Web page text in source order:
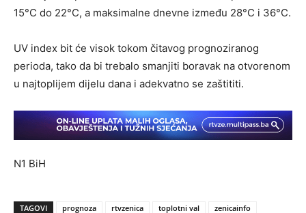
15°C do 22°C, a maksimalne dnevne između 28°C i 36°C.
UV index bit će visok tokom čitavog prognoziranog
perioda, tako da bi trebalo smanjiti boravak na otvorenom
u najtoplijem dijelu dana i adekvatno se zaštititi.
N1 BiH
TAGOVI prognoza rtvzenica toplotni val zenicainfo